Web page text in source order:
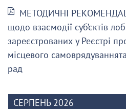
МЕТОДИЧНІ
щодо взаємодії суб’єктів
зареєстрованих у Реєстрі
місцевого
рад
СЕРПЕНЬ 2026